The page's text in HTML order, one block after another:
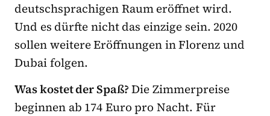
deutschsprachigen Raum eröffnet wird.
Und es dürfte nicht das einzige sein. 2020
sollen weitere Eröffnungen in Florenz und
Dubai folgen.
Was kostet der Spaß?Die Zimmerpreise
beginnen ab 174 Euro pro Nacht. Für